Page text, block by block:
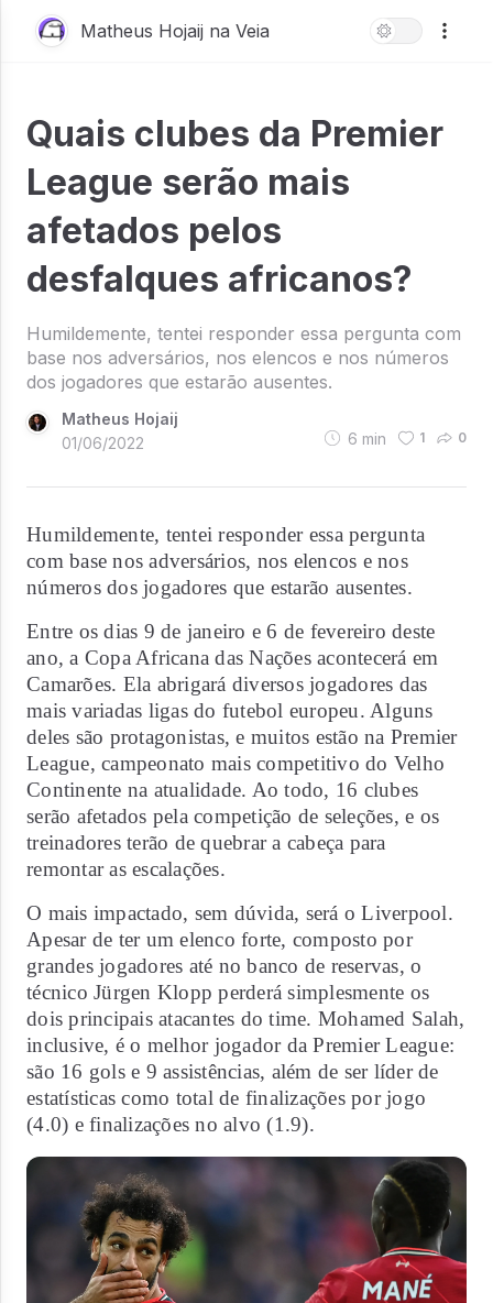
Matheus Hojaij na Veia
Quais clubes da Premier
League serão mais
afetados pelos
desfalques africanos?
Humildemente, tentei responder essa pergunta com
base nos adversários, nos elencos e nos números
dos jogadores que estarão ausentes.
Matheus Hojaij
01/06/2022
6 min 1 0
Humildemente, tentei responder essa pergunta
com base nos adversários, nos elencos e nos
números dos jogadores que estarão ausentes.
Entre os dias 9 de janeiro e 6 de fevereiro deste
ano, a Copa Africana das Nações acontecerá em
Camarões. Ela abrigará diversos jogadores das
mais variadas ligas do futebol europeu. Alguns
deles são protagonistas, e muitos estão na Premier
League, campeonato mais competitivo do Velho
Continente na atualidade. Ao todo, 16 clubes
serão afetados pela competição de seleções, e os
treinadores terão de quebrar a cabeça para
remontar as escalações.
O mais impactado, sem dúvida, será o Liverpool.
Apesar de ter um elenco forte, composto por
grandes jogadores até no banco de reservas, o
técnico Jürgen Klopp perderá simplesmente os
dois principais atacantes do time. Mohamed Salah,
inclusive, é o melhor jogador da Premier League:
são 16 gols e 9 assistências, além de ser líder de
estatísticas como total de finalizações por jogo
(4.0) e finalizações no alvo (1.9).